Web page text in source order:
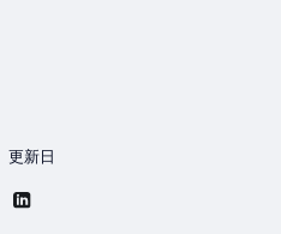
更新日